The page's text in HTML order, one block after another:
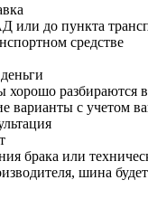
или до пункта
средстве
разбираются
варианты с учетом
брака или
шина